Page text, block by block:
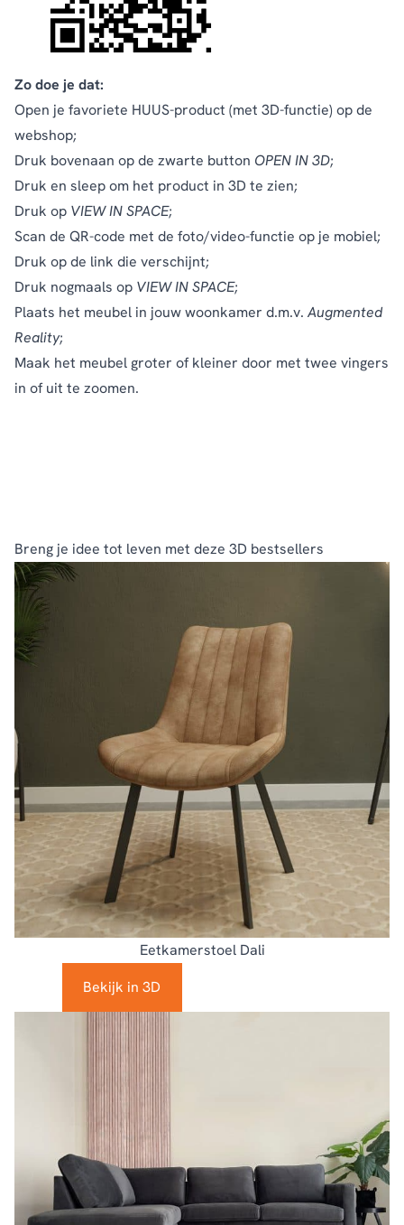
Zo doe je dat:
Open je favoriete HUUS-product (met 3D-functie) op de
webshop;
Druk bovenaan op de zwarte button OPEN IN 3D;
Druk en sleep om het product in 3D te zien;
Druk op VIEW IN SPACE;
Scan de QR-code met de foto/video-functie op je mobiel;
Druk op de link die verschijnt;
Druk nogmaals op VIEW IN SPACE;
Plaats het meubel in jouw woonkamer d.m.v. Augmented
Reality;
Maak het meubel groter of kleiner door met twee vingers
in of uit te zoomen.
Breng je idee tot leven met deze 3D bestsellers
Eetkamerstoel Dali
Bekijk in 3D